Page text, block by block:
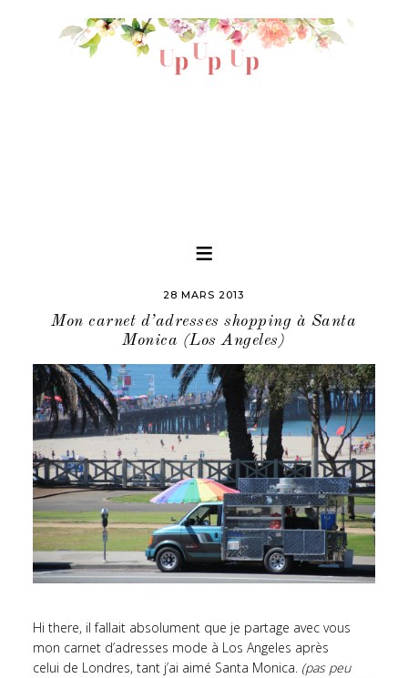
28 MARS 2013
Mon carnet d’adresses shopping à Santa
Monica (Los Angeles)
Hi there, il fallait absolument que je partage avec vous
mon carnet d’adresses mode à Los Angeles après
celui de Londres, tant j’ai aimé Santa Monica. (pas peu